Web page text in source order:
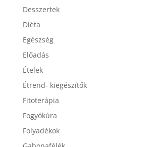
Desszertek
Diéta
Egészség
Előadás
Ételek
Étrend- kiegészítők
Fitoterápia
Fogyókúra
Folyadékok